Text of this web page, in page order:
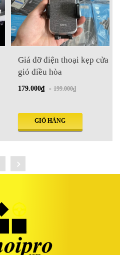
Giá đỡ điện thoại kẹp cửa
gió điều hòa
179.000₫ - 199.000₫
GIỎ HÀNG